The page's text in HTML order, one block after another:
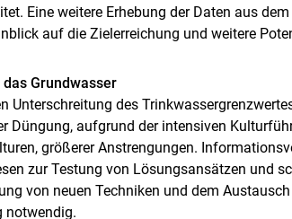
Eine weitere Erhebung der Daten aus
auf die Zielerreichung und weitere
Grundwasser
Unterschreitung des
Düngung, aufgrund der intensiven
größerer Anstrengungen.
zur Testung von Lösungsansätzen und
von neuen Techniken und dem
notwendig.